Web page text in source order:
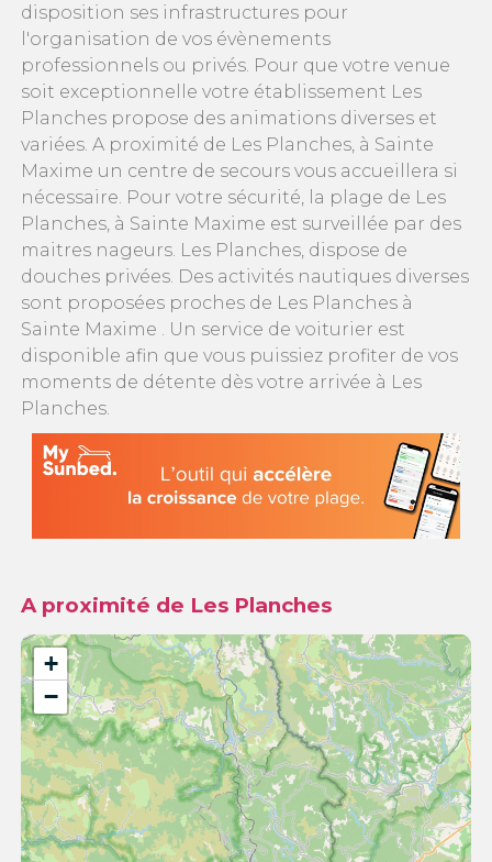
disposition ses infrastructures pour
l'organisation de vos évènements
professionnels ou privés. Pour que votre venue
soit exceptionnelle votre établissement Les
Planches propose des animations diverses et
variées. A proximité de Les Planches, à Sainte
Maxime un centre de secours vous accueillera si
nécessaire. Pour votre sécurité, la plage de Les
Planches, à Sainte Maxime est surveillée par des
maitres nageurs. Les Planches, dispose de
douches privées. Des activités nautiques diverses
sont proposées proches de Les Planches à
Sainte Maxime . Un service de voiturier est
disponible afin que vous puissiez profiter de vos
moments de détente dès votre arrivée à Les
Planches.
A proximité de Les Planches
+
−